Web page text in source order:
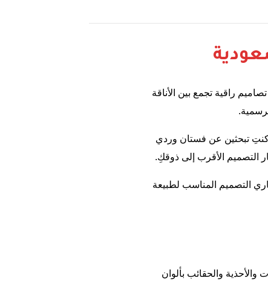
راقية تجمع بين الأناقة
كنتِ تبحثين عن فستان وردي
التصميم الأقرب إلى ذوقكِ.
التصميم المناسب لطبيعة
والحقائب بألوان